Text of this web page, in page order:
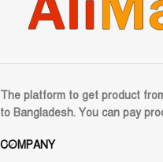
The platform to get product
to Bangladesh. You can pay
COMPANY